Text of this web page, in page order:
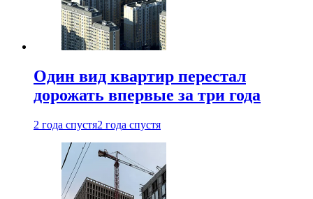
Один вид квартир перестал
дорожать впервые за три года
2 года спустя2 года спустя